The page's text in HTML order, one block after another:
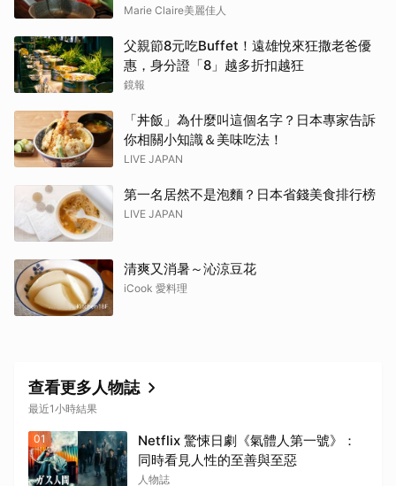
Marie Claire美麗佳人
父親節8元吃Buffet！遠雄悅來狂撒老爸優
惠，身分證「8」越多折扣越狂
鏡報
「丼飯」為什麼叫這個名字？日本專家告訴
你相關小知識＆美味吃法！
LIVE JAPAN
第一名居然不是泡麵？日本省錢美食排行榜
LIVE JAPAN
清爽又消暑～沁涼豆花
iCook 愛料理
查看更多人物誌
最近1小時結果
01
Netflix 驚悚日劇《氣體人第一號》：
同時看見人性的至善與至惡
人物誌